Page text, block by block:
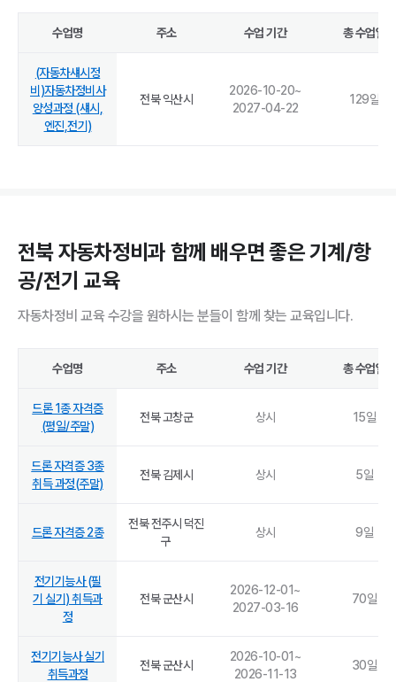
수업명 주소 수업 기간 총 수업일
(자동차섀시정
비)자동차정비사
양성과정 (섀시,
엔진,전기)
전북 익산시
2026-10-20~
2027-04-22
129일
전북 자동차정비과 함께 배우면 좋은 기계/항
공/전기 교육
자동차정비 교육 수강을 원하시는 분들이 함께 찾는 교육입니다.
수업명 주소 수업 기간 총 수업일
드론 1종 자격증
(평일/주말)
전북 고창군 상시 15일
드론 자격증 3종
취득 과정(주말)
전북 김제시 상시 5일
드론 자격증 2종
전북 전주시 덕진
구
상시 9일
전기기능사 (필
기 실기) 취득과
정
전북 군산시
2026-12-01~
2027-03-16
70일
전기기능사 실기
취득과정
전북 군산시
2026-10-01 ~
2026-11-13
30일